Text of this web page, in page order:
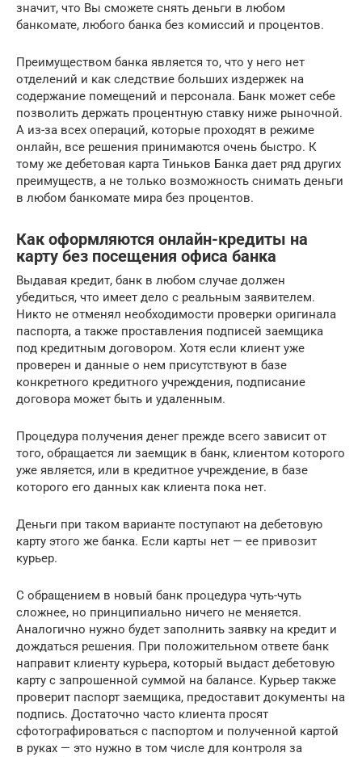
значит, что Вы сможете снять деньги в любом
банкомате, любого банка без комиссий и процентов.
Преимуществом банка является то, что у него нет
отделений и как следствие больших издержек на
содержание помещений и персонала. Банк может себе
позволить держать процентную ставку ниже рыночной.
А из-за всех операций, которые проходят в режиме
онлайн, все решения принимаются очень быстро. К
тому же дебетовая карта Тиньков Банка дает ряд других
преимуществ, а не только возможность снимать деньги
в любом банкомате мира без процентов.
Как оформляются онлайн-кредиты на
карту без посещения офиса банка
Выдавая кредит, банк в любом случае должен
убедиться, что имеет дело с реальным заявителем.
Никто не отменял необходимости проверки оригинала
паспорта, а также проставления подписей заемщика
под кредитным договором. Хотя если клиент уже
проверен и данные о нем присутствуют в базе
конкретного кредитного учреждения, подписание
договора может быть и удаленным.
Процедура получения денег прежде всего зависит от
того, обращается ли заемщик в банк, клиентом которого
уже является, или в кредитное учреждение, в базе
которого его данных как клиента пока нет.
Деньги при таком варианте поступают на дебетовую
карту этого же банка. Если карты нет — ее привозит
курьер.
С обращением в новый банк процедура чуть-чуть
сложнее, но принципиально ничего не меняется.
Аналогично нужно будет заполнить заявку на кредит и
дождаться решения. При положительном ответе банк
направит клиенту курьера, который выдаст дебетовую
карту с запрошенной суммой на балансе. Курьер также
проверит паспорт заемщика, предоставит документы на
подпись. Достаточно часто клиента просят
сфотографироваться с паспортом и полученной картой
в руках — это нужно в том числе для контроля за